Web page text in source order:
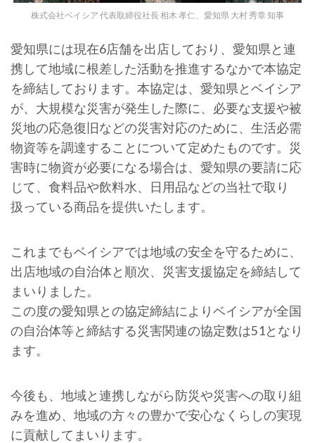
株式会社ベイシア 代表取締役社長 相木 孝仁、愛知県 大村 秀章 知事
愛知県には現在6店舗を出店しており、愛知県と連
携して地域に根差した活動を推進するなかで本協定
を締結しております。本協定は、愛知県とベイシア
が、大規模な災害が発生した際に、必要な支援や被
災地の応急復旧などの災害対応のために、生活必需
物資等を調達することについて定めたものです。災
害時に物資が必要になる場合は、愛知県の要請に応
じて、食料品や飲料水、日用品などの当社で取り
扱っている商品を提供いたします。
これまでもベイシアでは地域の安全を守るために、
出店地域の自治体と順次、災害支援協定を締結して
まいりました。
この度の愛知県との協定締結によりベイシアが全国
の自治体等と締結する災害関連の協定数は51となり
ます。
今後も、地域と連携しながら防災や災害への取り組
みを進め、地域の方々の豊かで安心なくらしの実現
に貢献してまいります。